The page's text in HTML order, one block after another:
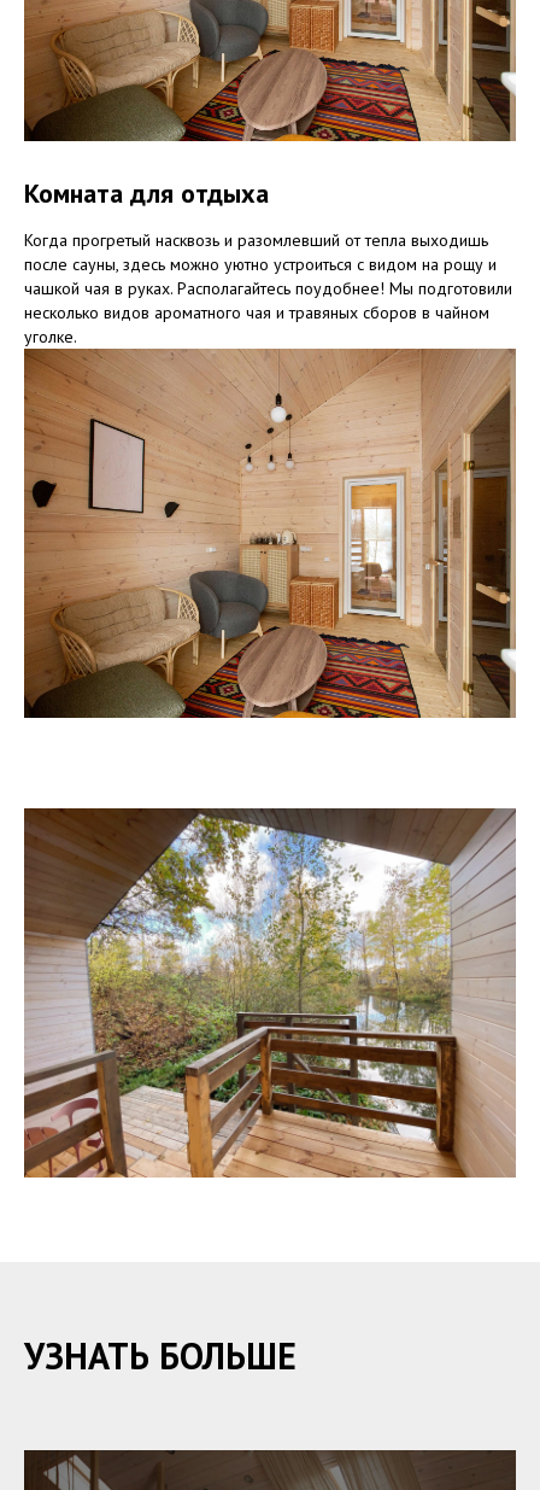
Комната для отдыха
Когда прогретый насквозь и разомлевший от тепла выходишь
после сауны, здесь можно уютно устроиться с видом на рощу и
чашкой чая в руках. Располагайтесь поудобнее! Мы подготовили
несколько видов ароматного чая и травяных сборов в чайном
уголке.
УЗНАТЬ БОЛЬШЕ